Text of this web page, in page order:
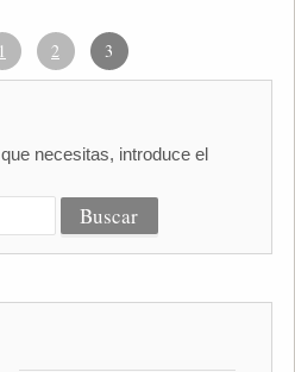
1 2 3
necesitas, introduce el